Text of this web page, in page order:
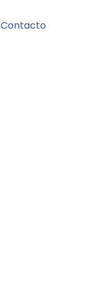
Contacto